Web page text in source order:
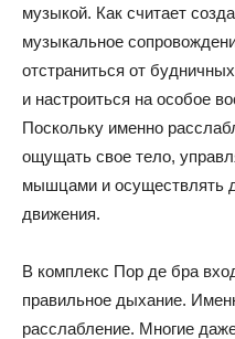
музыкой. Как считает
музыкальное
отстраниться от
и настроиться на особое
Поскольку именно
ощущать свое тело,
мышцами и осуществлять
движения.
В комплекс Пор де бра
правильное дыхание.
расслабление. Многие